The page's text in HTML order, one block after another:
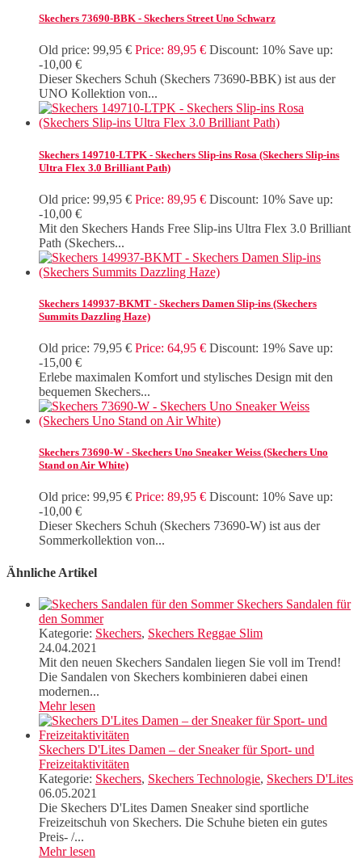
Skechers 73690-BBK - Skechers Street Uno Schwarz
Old price: 99,95 € Price: 89,95 € Discount: 10% Save up:
-10,00 €
Dieser Skechers Schuh (Skechers 73690-BBK) ist aus der
UNO Kollektion von...
Skechers 149710-LTPK - Skechers Slip-ins Rosa (Skechers Slip-ins
Ultra Flex 3.0 Brilliant Path)
Old price: 99,95 € Price: 89,95 € Discount: 10% Save up:
-10,00 €
Mit den Skechers Hands Free Slip-ins Ultra Flex 3.0 Brilliant
Path (Skechers...
Skechers 149937-BKMT - Skechers Damen Slip-ins (Skechers
Summits Dazzling Haze)
Old price: 79,95 € Price: 64,95 € Discount: 19% Save up:
-15,00 €
Erlebe maximalen Komfort und stylisches Design mit den
bequemen Skechers...
Skechers 73690-W - Skechers Uno Sneaker Weiss (Skechers Uno
Stand on Air White)
Old price: 99,95 € Price: 89,95 € Discount: 10% Save up:
-10,00 €
Dieser Skechers Schuh (Skechers 73690-W) ist aus der
Sommerkollektion von...
Ähnliche Artikel
Skechers Sandalen für
den Sommer
Kategorie: Skechers, Skechers Reggae Slim
24.04.2021
Mit den neuen Skechers Sandalen liegen Sie voll im Trend!
Die Sandalen von Skechers kombinieren dabei einen
modernen...
Mehr lesen
Skechers D'Lites Damen – der Sneaker für Sport- und
Freizeitaktivitäten
Kategorie: Skechers, Skechers Technologie, Skechers D'Lites
06.05.2021
Die Skechers D'Lites Damen Sneaker sind sportliche
Freizeitschuh von Skechers. Die Schuhe bieten ein gutes
Preis- /...
Mehr lesen